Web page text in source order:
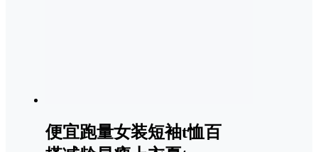
便宜跑量女装短袖t恤百